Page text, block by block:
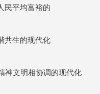
民平均富裕的
共生的现代化
神文明相协调的现代化